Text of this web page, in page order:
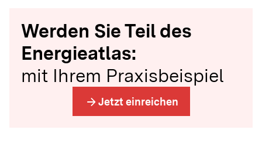
Werden Sie Teil des
Energieatlas:
mit Ihrem Praxisbeispiel
arrow_forward Jetzt einreichen